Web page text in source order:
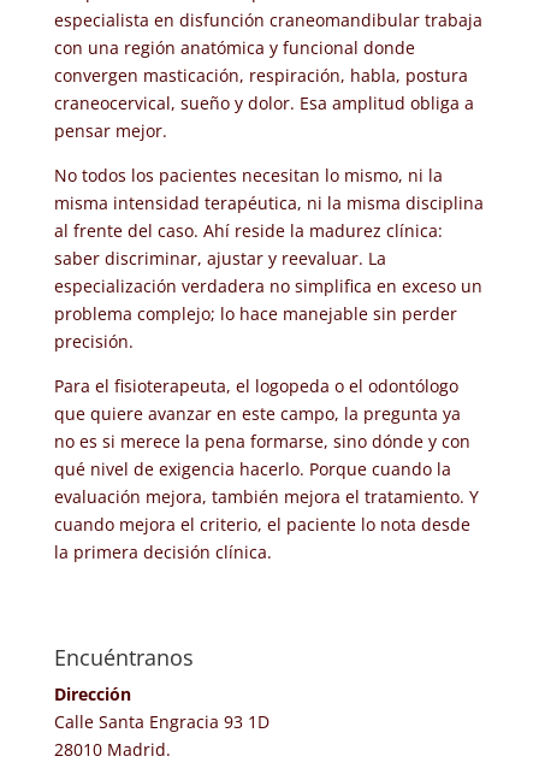
especialista en disfunción craneomandibular trabaja
con una región anatómica y funcional donde
convergen masticación, respiración, habla, postura
craneocervical, sueño y dolor. Esa amplitud obliga a
pensar mejor.
No todos los pacientes necesitan lo mismo, ni la
misma intensidad terapéutica, ni la misma disciplina
al frente del caso. Ahí reside la madurez clínica:
saber discriminar, ajustar y reevaluar. La
especialización verdadera no simplifica en exceso un
problema complejo; lo hace manejable sin perder
precisión.
Para el fisioterapeuta, el logopeda o el odontólogo
que quiere avanzar en este campo, la pregunta ya
no es si merece la pena formarse, sino dónde y con
qué nivel de exigencia hacerlo. Porque cuando la
evaluación mejora, también mejora el tratamiento. Y
cuando mejora el criterio, el paciente lo nota desde
la primera decisión clínica.
Encuéntranos
Dirección
Calle Santa Engracia 93 1D
28010 Madrid.